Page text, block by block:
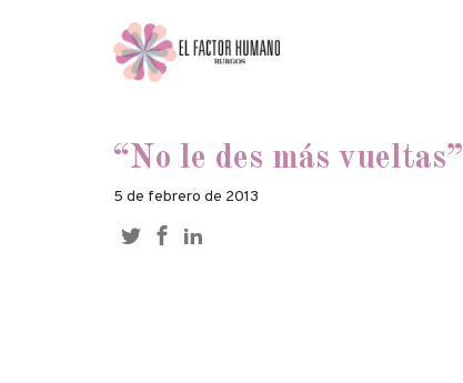
“No le des más vueltas”
5 de febrero de 2013